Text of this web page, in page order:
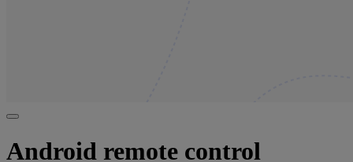
Android remote control